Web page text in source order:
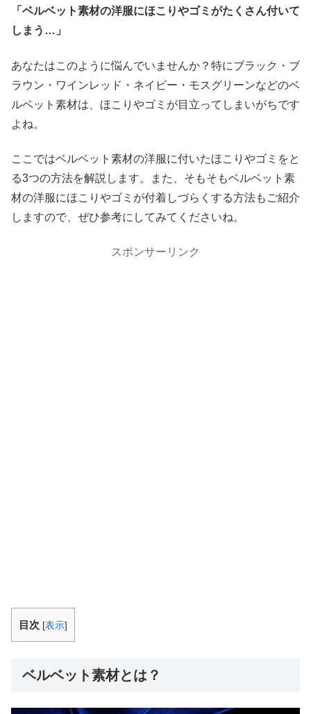
「ベルベット素材の洋服にほこりやゴミがたくさん付いて
しまう…」
あなたはこのように悩んでいませんか？特にブラック・ブ
ラウン・ワインレッド・ネイビー・モスグリーンなどのベ
ルベット素材は、ほこりやゴミが目立ってしまいがちです
よね。
ここではベルベット素材の洋服に付いたほこりやゴミをと
る3つの方法を解説します。また、そもそもベルベット素
材の洋服にほこりやゴミが付着しづらくする方法もご紹介
しますので、ぜひ参考にしてみてくださいね。
スポンサーリンク
目次 [表示]
ベルベット素材とは？